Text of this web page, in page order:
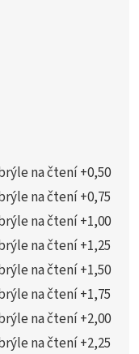
na čtení +0,50
na čtení +0,75
na čtení +1,00
na čtení +1,25
na čtení +1,50
na čtení +1,75
na čtení +2,00
na čtení +2,25